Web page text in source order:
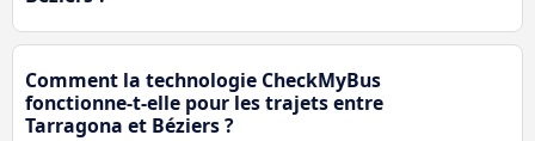
Comment la technologie CheckMyBus
fonctionne-t-elle pour les trajets entre
Tarragona et Béziers ?